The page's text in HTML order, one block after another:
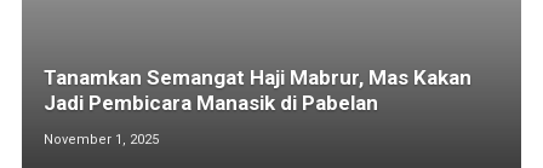
Tanamkan Semangat Haji Mabrur, Mas Kakan
Jadi Pembicara Manasik di Pabelan
November 1, 2025